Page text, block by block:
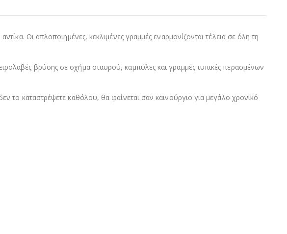
Οι απλοποιημένες, κεκλιμένες γραμμές εναρμονίζονται τέλεια σε όλη τη
βρύσης σε σχήμα σταυρού, καμπύλες και γραμμές τυπικές περασμένων
το καταστρέψετε καθόλου, θα φαίνεται σαν καινούργιο για μεγάλο χρονικό